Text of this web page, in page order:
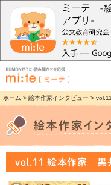
ホーム > 絵本作家インタビュー >
vol.11 絵本作家 黒